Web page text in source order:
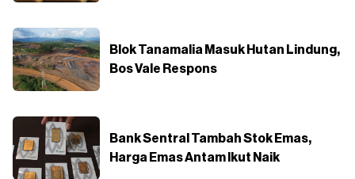
Blok Tanamalia Masuk Hutan Lindung,
Bos Vale Respons
Bank Sentral Tambah Stok Emas,
Harga Emas Antam Ikut Naik